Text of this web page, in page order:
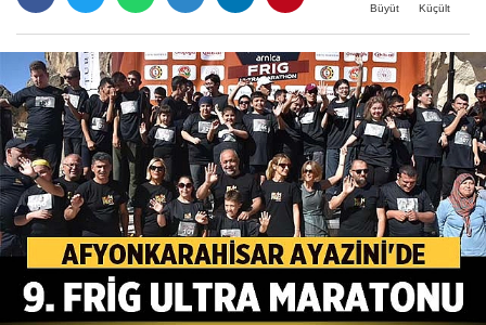
Büyüt Küçült